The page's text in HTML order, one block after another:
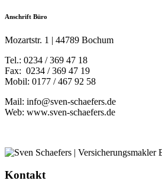
Anschrift Büro
Mozartstr. 1 | 44789 Bochum
Tel.: 0234 / 369 47 18
Fax: 0234 / 369 47 19
Mobil: 0177 / 467 92 58
Mail: info@sven-schaefers.de
Web: www.sven-schaefers.de
Kontakt